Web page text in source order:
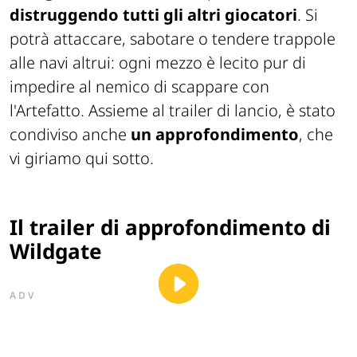
distruggendo tutti gli altri giocatori. Si
potrà attaccare, sabotare o tendere trappole
alle navi altrui: ogni mezzo è lecito pur di
impedire al nemico di scappare con
l'Artefatto. Assieme al trailer di lancio, è stato
condiviso anche un approfondimento, che
vi giriamo qui sotto.
Il trailer di approfondimento di
Wildgate
ADV